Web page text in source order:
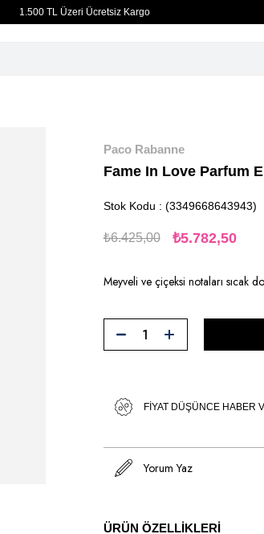
1.500 TL Üzeri Ücretsiz Kargo
Fame In Love Parfum Elıxır 50ml
Paco Rabanne
Fame In Love Parfum
Stok Kodu (3349668643943)
₺6.425,00 ₺5.782,50
Meyveli ve çiçeksi notaları sıcak
FIYAT DÜŞÜNCE HABER
Yorum Yaz
ÜRÜN ÖZELLIKLERI